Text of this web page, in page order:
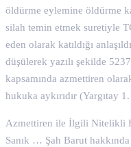
öldürme eylemine öldürme
silah temin etmek suretiyle
eden olarak katıldığı
düşülerek yazılı şekilde
kapsamında azmettiren
hukuka aykırıdır (Yargıtay
Azmettiren ile İlgili Nitelikli
Sanık … Şah Barut